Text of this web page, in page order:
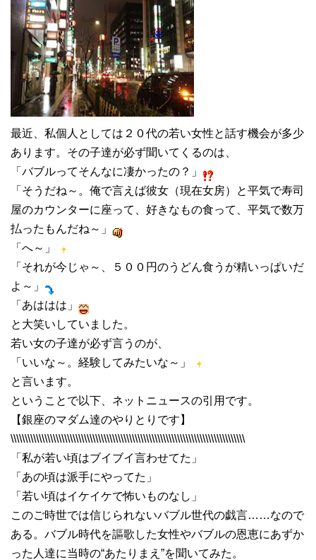
最近、私個人としては２０代の若い女性と話す機会が多少
あります。その子達が必ず聞いてくるのは、
「バブルってそんなに凄かったの？」
「そうだね～。俺で言えば彼女（現在女房）と平気で寿司
屋のカウンターに座って、好きなもの食って、平気で数万
払ったもんだね～」
「へ～」
「それが今じゃ～、５００円のうどん食うが精いっぱいだ
よ～」
「あははは」
と大笑いしていました。
若い女の子達が必ず言うのが、
「いいな～。経験してみたいな～」
と言います。
ということで以下、ネットニュースの引用です。
【銀座のマダム達のやりとりです】
\\\\\\\\\\\\\\\\\\\\\\\\\\\\\\\\\\\\\\\\\\\\\\\\\\\\\\\\\\\\\\\\\\\\\\\\\\\\\\\\\\\
「私が若い頃はブイブイ言わせてた」
「あの頃は派手にやってた」
「若い頃はイケイケで怖いものなし」
このご時世では信じられないバブル世代の戯言……なので
ある。バブル時代を謳歌した女性やバブルの恩恵にあずか
った人達に当時の“あたりまえ”を聞いてみた。